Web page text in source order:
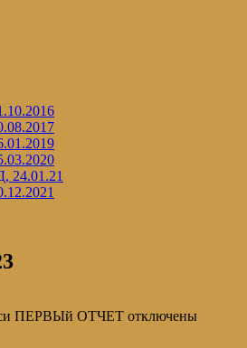
24.01.21
ПЕРВЫй ОТЧЕТ отключены